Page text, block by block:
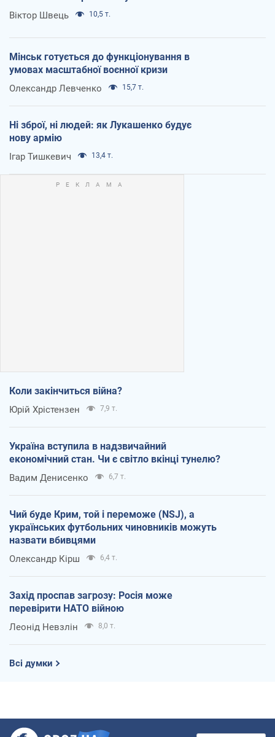
Віктор Швець 10,5 т.
Мінськ готується до функціонування в
умовах масштабної воєнної кризи
Олександр Левченко 15,7 т.
Ні зброї, ні людей: як Лукашенко будує
нову армію
Ігар Тишкевич 13,4 т.
Коли закінчиться війна?
Юрій Хрістензен 7,9 т.
Україна вступила в надзвичайний
економічний стан. Чи є світло вкінці тунелю?
Вадим Денисенко 6,7 т.
Чий буде Крим, той і переможе (NSJ), а
українських футбольних чиновників можуть
назвати вбивцями
Олександр Кірш 6,4 т.
Захід проспав загрозу: Росія може
перевірити НАТО війною
Леонід Невзлін 8,0 т.
Всі думки